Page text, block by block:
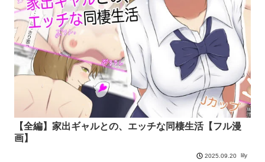
【全編】家出ギャルとの、エッチな同棲生活【フル漫
画】
2025.09.20 lily